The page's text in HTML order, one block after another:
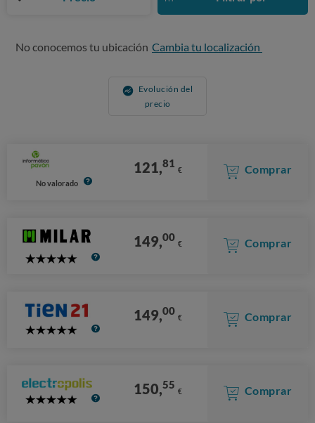
No conocemos tu ubicación Cambia tu localización
Evolución del
precio
No valorado
121,81 € Comprar
5
149,00 € Comprar
5
149,00 € Comprar
5
150,55 € Comprar